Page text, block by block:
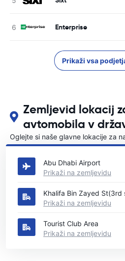
Enterprise
Prikaži vsa
Zemljevid lokacij
avtomobila v
Oglejte si naše glavne lokacije za
Abu Dabi
Abu Dhabi Airport
Prikaži na zemljevidu
Khalifa Bin Zayed St(3rd
Prikaži na zemljevidu
Tourist Club Area
Prikaži na zemljevidu